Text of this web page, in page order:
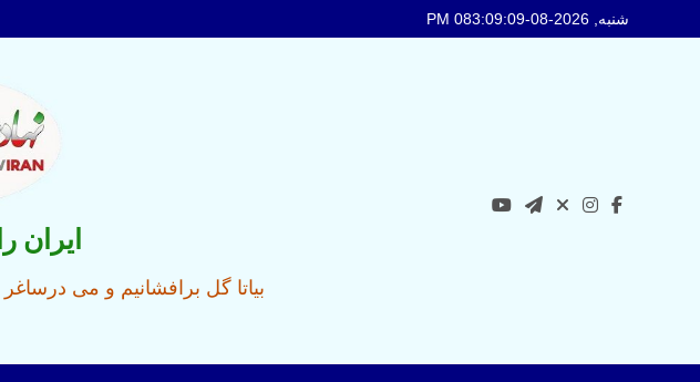
شنبه, 2026-08-08 3:09:10 PM
بیاتا گل برافشانیم و می